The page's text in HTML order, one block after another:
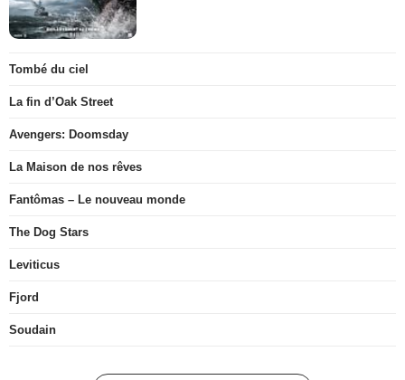
Tombé du ciel
La fin d’Oak Street
Avengers: Doomsday
La Maison de nos rêves
Fantômas – Le nouveau monde
The Dog Stars
Leviticus
Fjord
Soudain